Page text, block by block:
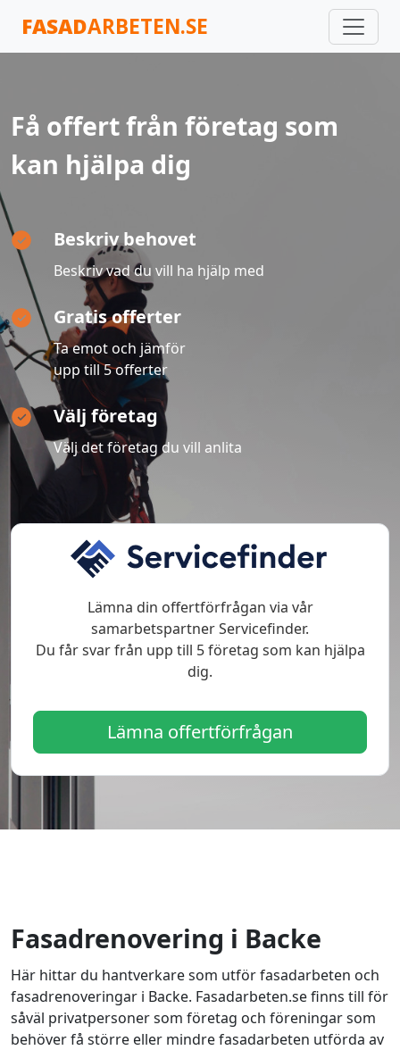
FASADARBETEN.SE
Få offert från företag som
kan hjälpa dig
Beskriv behovet
Beskriv vad du vill ha hjälp med
Gratis offerter
Ta emot och jämför
upp till 5 offerter
Välj företag
Välj det företag du vill anlita
Lämna din offertförfrågan via vår
samarbetspartner Servicefinder.
Du får svar från upp till 5 företag som kan hjälpa
dig.
Lämna offertförfrågan
Fasadrenovering i Backe
Här hittar du hantverkare som utför fasadarbeten och
fasadrenoveringar i Backe. Fasadarbeten.se finns till för
såväl privatpersoner som företag och föreningar som
behöver få större eller mindre fasadarbeten utförda av